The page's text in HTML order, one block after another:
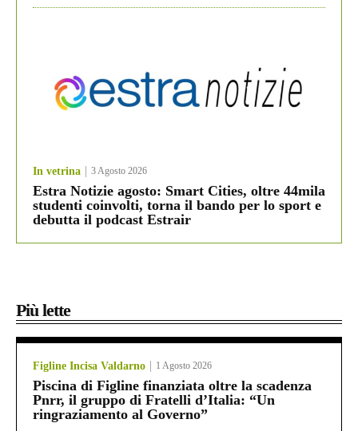
In vetrina 3 Agosto 2026
Estra Notizie agosto: Smart Cities, oltre 44mila
studenti coinvolti, torna il bando per lo sport e
debutta il podcast Estrair
Più lette
Figline Incisa Valdarno 1 Agosto 2026
Piscina di Figline finanziata oltre la scadenza
Pnrr, il gruppo di Fratelli d’Italia: “Un
ringraziamento al Governo”